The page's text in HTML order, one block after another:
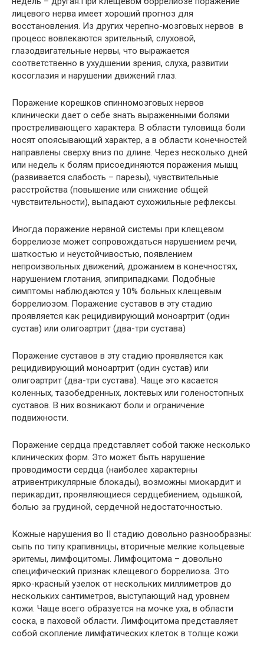
лицевого нерва имеет хороший прогноз для
восстановления. Из других черепно-мозговых нервов в
процесс вовлекаются зрительный, слуховой,
глазодвигательные нервы, что выражается
соответственно в ухудшении зрения, слуха, развитии
косоглазия и нарушении движений глаз.
Поражение корешков спинномозговых нервов
клинически дает о себе знать выраженными болями
простреливающего характера. В области туловища боли
носят опоясывающий характер, а в области конечностей
направлены сверху вниз по длине. Через несколько дней
или недель к болям присоединяются поражения мышц
(развивается слабость – парезы), чувствительные
расстройства (повышение или снижение общей
чувствительности), выпадают сухожильные рефлексы.
Иногда поражение нервной системы при клещевом
боррелиозе может сопровождаться нарушением речи,
шаткостью и неустойчивостью, появлением
непроизвольных движений, дрожанием в конечностях,
нарушением глотания, эпиприпадками. Подобные
симптомы наблюдаются у 10% больных клещевым
боррелиозом. Поражение суставов в эту стадию
проявляется как рецидивирующий моноартрит (один
сустав) или олигоартрит (два-три сустава)
Поражение суставов в эту стадию проявляется как
рецидивирующий моноартрит (один сустав) или
олигоартрит (два-три сустава). Чаще это касается
коленных, тазобедренных, локтевых или голеностопных
суставов. В них возникают боли и ограничение
подвижности.
Поражение сердца представляет собой также несколько
клинических форм. Это может быть нарушение
проводимости сердца (наиболее характерны
атривентрикулярные блокады), возможны миокардит и
перикардит, проявляющиеся сердцебиением, одышкой,
болью за грудиной, сердечной недостаточностью.
Кожные нарушения во II стадию довольно разнообразны:
сыпь по типу крапивницы, вторичные мелкие кольцевые
эритемы, лимфоцитомы. Лимфоцитома – довольно
специфический признак клещевого боррелиоза. Это
ярко-красный узелок от нескольких миллиметров до
нескольких сантиметров, выступающий над уровнем
кожи. Чаще всего образуется на мочке уха, в области
соска, в паховой области. Лимфоцитома представляет
собой скопление лимфатических клеток в толще кожи.